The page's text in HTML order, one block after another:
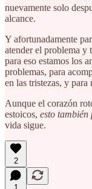
nuevamente solo
alcance.
Y afortunadamente
atender el problema y
para eso estamos los
problemas, para
en las tristezas, y
Aunque el corazón
estoicos, esto también
vida sigue.
2